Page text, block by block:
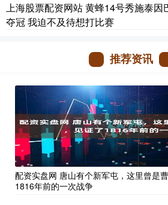
上海股票配资网站 黄蜂14号秀施泰因
夺冠 我迫不及待想打比赛
推荐资讯
配资实盘网 唐山有个新军屯，这里曾是
1816年前的一次战争